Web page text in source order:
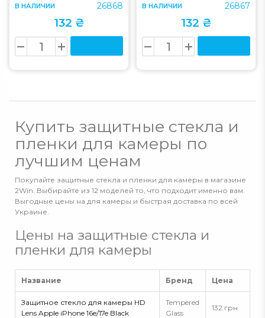
В НАЛИЧИИ 26868
132 ₴
В НАЛИЧИИ 26867
132 ₴
Купить защитные стекла и
пленки для камеры по
лучшим ценам
Покупайте защитные стекла и пленки для камеры в магазине
2Win. Выбирайте из 12 моделей то, что подходит именно вам.
Выгодные цены на для камеры и быстрая доставка по всей
Украине.
Цены на защитные стекла и
пленки для камеры
Название Бренд Цена
Защитное стекло для камеры HD
Lens Apple iPhone 16e/17e Black
Tempered
Glass
132 грн